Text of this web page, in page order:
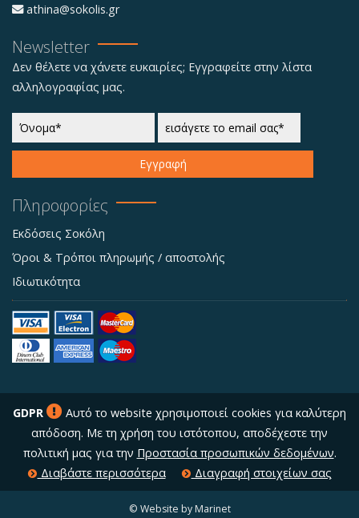
athina@sokolis.gr
Newsletter
Δεν θέλετε να χάνετε ευκαιρίες; Εγγραφείτε στην λίστα
αλληλογραφίας μας.
Εγγραφή
Πληροφορίες
Εκδόσεις Σοκόλη
Όροι & Τρόποι πληρωμής / αποστολής
Ιδιωτικότητα
GDPR
Αυτό το website χρησιμοποιεί cookies για καλύτερη
απόδοση. Με τη χρήση του ιστότοπου, αποδέχεστε την
πολιτική μας για την Προστασία προσωπικών δεδομένων.
Διαβάστε περισσότερα
Διαγραφή στοιχείων σας
© Website by Marinet